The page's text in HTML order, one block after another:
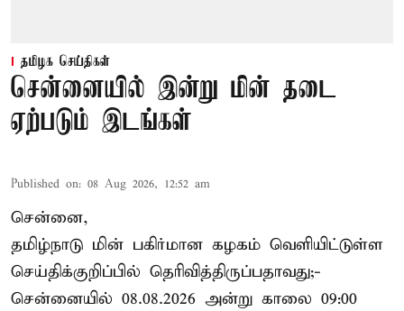
தமிழக செய்திகள்
சென்னையில் இன்று மின் தடை
ஏற்படும் இடங்கள்
Published on: 08 Aug 2026, 12:52 am
சென்னை,
தமிழ்நாடு மின் பகிர்மான கழகம் வெளியிட்டுள்ள
செய்திக்குறிப்பில் தெரிவித்திருப்பதாவது;-
சென்னையில் 08.08.2026 அன்று காலை 09:00